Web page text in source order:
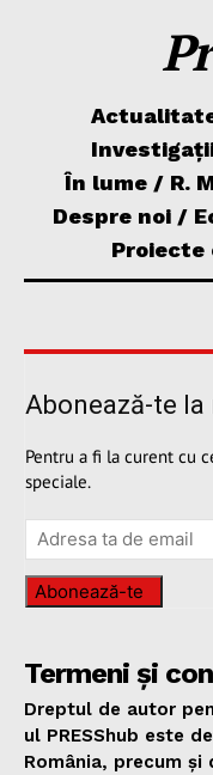
În lume / R.
Despre noi /
Proiecte
Abonează-te
Pentru a fi la curent cu
speciale.
Abonează-te
Termeni și
Dreptul de autor
ul PRESShub este
România, precum